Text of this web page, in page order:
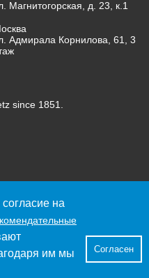
since 1851.
персональных
информационных
Магнитогорская, д. 23, к.1
Адмирала Корнилова, 61, 3
на
им мы
Согласен